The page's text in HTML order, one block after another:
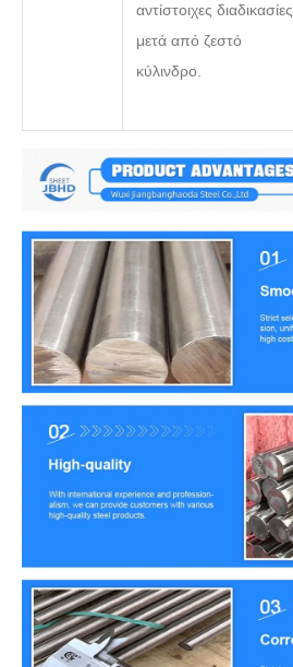
αντίστοιχες διαδικασίες
μετά από ζεστό
κύλινδρο.